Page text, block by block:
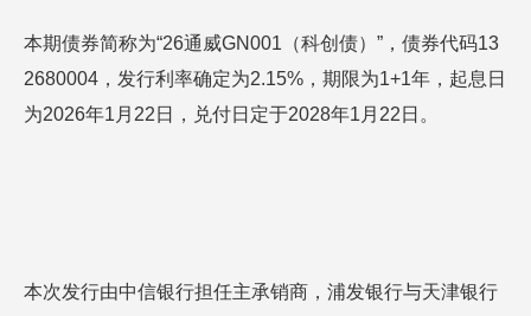
本期债券简称为“26通威GN001（科创债）”，债券代码13
2680004，发行利率确定为2.15%，期限为1+1年，起息日
为2026年1月22日，兑付日定于2028年1月22日。
本次发行由中信银行担任主承销商，浦发银行与天津银行